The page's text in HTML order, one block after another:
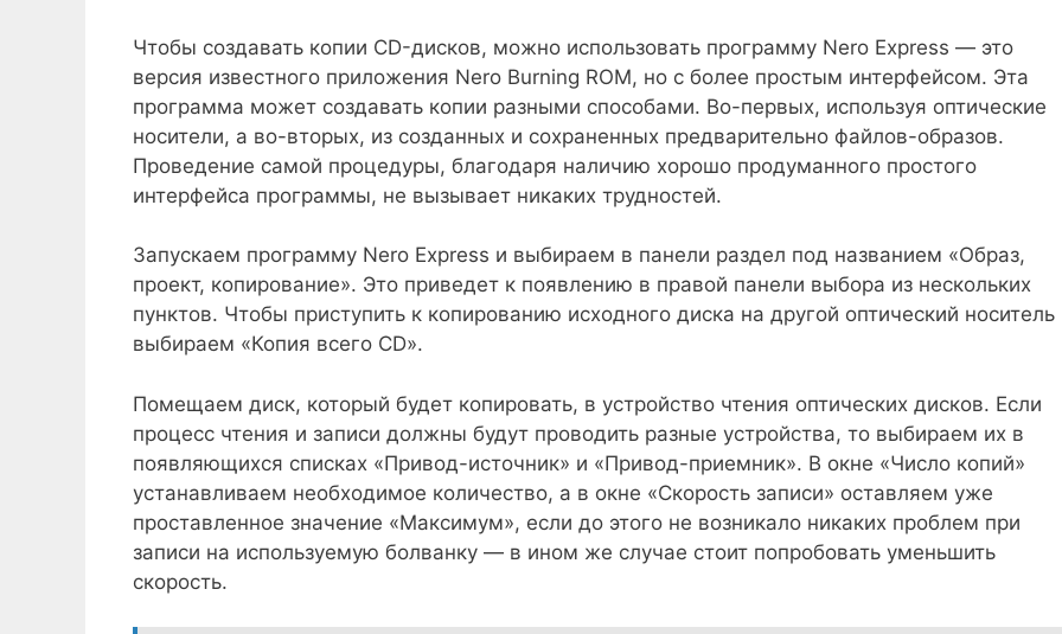
Чтобы создавать копии CD-дисков, можно использовать программу Nero Express — это
версия известного приложения Nero Burning ROM, но с более простым интерфейсом. Эта
программа может создавать копии разными способами. Во-первых, используя оптические
носители, а во-вторых, из созданных и сохраненных предварительно файлов-образов.
Проведение самой процедуры, благодаря наличию хорошо продуманного простого
интерфейса программы, не вызывает никаких трудностей.
Запускаем программу Nero Express и выбираем в панели раздел под названием «Образ,
проект, копирование». Это приведет к появлению в правой панели выбора из нескольких
пунктов. Чтобы приступить к копированию исходного диска на другой оптический носитель
выбираем «Копия всего CD».
Помещаем диск, который будет копировать, в устройство чтения оптических дисков. Если
процесс чтения и записи должны будут проводить разные устройства, то выбираем их в
появляющихся списках «Привод-источник» и «Привод-приемник». В окне «Число копий»
устанавливаем необходимое количество, а в окне «Скорость записи» оставляем уже
проставленное значение «Максимум», если до этого не возникало никаких проблем при
записи на используемую болванку — в ином же случае стоит попробовать уменьшить
скорость.